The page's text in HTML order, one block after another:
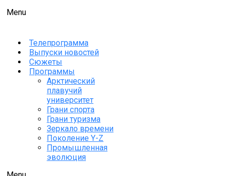
Menu
Телепрограмма
Выпуски новостей
Сюжеты
Программы
Арктический
плавучий
университет
Грани спорта
Грани туризма
Зеркало времени
Поколение Y-Z
Промышленная
эволюция